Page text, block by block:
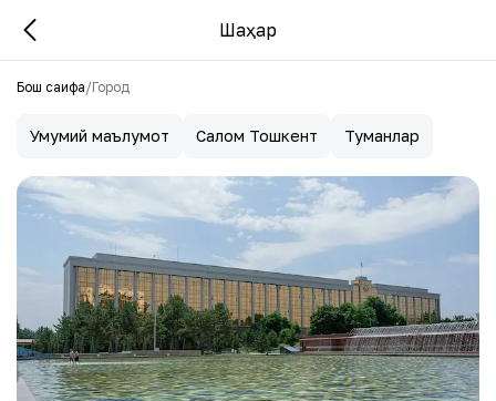
Шаҳар
Бош саҳифа/Город
Умумий маълумот Салом Тошкент Туманлар